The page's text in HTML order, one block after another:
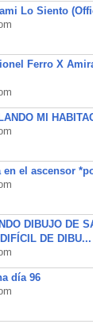
Lo Siento
Ferro X
MI
en el ascensor
DIBUJO DE
DE DIBU...
día 96